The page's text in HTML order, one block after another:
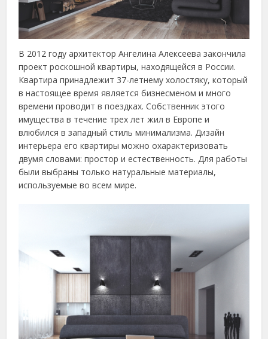
В 2012 году архитектор Ангелина Алексеева закончила
проект роскошной квартиры, находящейся в России.
Квартира принадлежит 37-летнему холостяку, который
в настоящее время является бизнесменом и много
времени проводит в поездках. Собственник этого
имущества в течение трех лет жил в Европе и
влюбился в западный стиль минимализма. Дизайн
интерьера его квартиры можно охарактеризовать
двумя словами: простор и естественность. Для работы
были выбраны только натуральные материалы,
используемые во всем мире.